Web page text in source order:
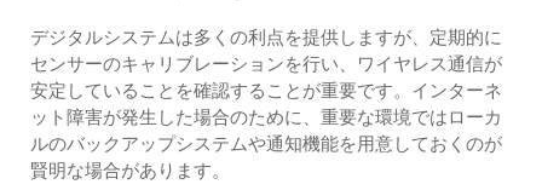
デジタルシステムは多くの利点を提供しますが、定期的に
センサーのキャリブレーションを行い、ワイヤレス通信が
安定していることを確認することが重要です。インターネ
ット障害が発生した場合のために、重要な環境ではローカ
ルのバックアップシステムや通知機能を用意しておくのが
賢明な場合があります。